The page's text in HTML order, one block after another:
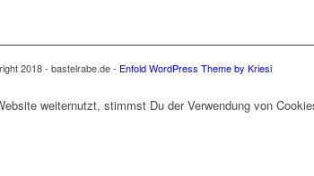
2018 - bastelrabe.de - Enfold WordPress Theme by Kriesi
weiternutzt, stimmst Du der Verwendung von